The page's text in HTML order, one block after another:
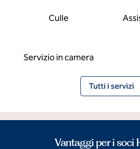
Culle
Servizio in camera
Tutti i servizi
Vantaggi per i soci